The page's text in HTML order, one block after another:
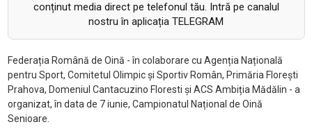
conținut media direct pe telefonul tău. Intră pe canalul
nostru în aplicația TELEGRAM
Federația Română de Oină - în colaborare cu Agenția Națională
pentru Sport, Comitetul Olimpic și Sportiv Român, Primăria Florești
Prahova, Domeniul Cantacuzino Floresti și ACS Ambiția Mădălin - a
organizat, în data de 7 iunie, Campionatul Național de Oină
Senioare.